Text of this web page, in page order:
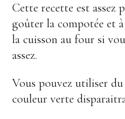
Cette recette est assez
goûter la compotée et
la cuisson au four si
assez.
Vous pouvez utiliser
couleur verte